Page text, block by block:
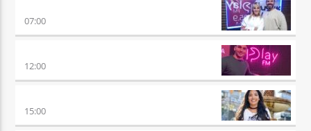
07:00
12:00
15:00